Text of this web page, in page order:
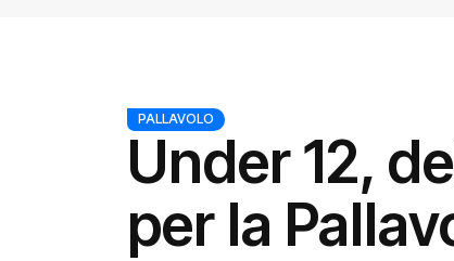
PALLAVOLO
Under 12,
per la